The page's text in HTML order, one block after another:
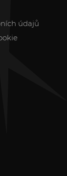
údajů